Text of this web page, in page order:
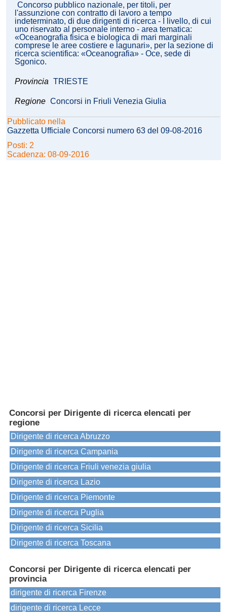
Concorso pubblico nazionale, per titoli, per
l'assunzione con contratto di lavoro a tempo
indeterminato, di due dirigenti di ricerca - I livello, di cui
uno riservato al personale interno - area tematica:
«Oceanografia fisica e biologica di mari marginali
comprese le aree costiere e lagunari», per la sezione di
ricerca scientifica: «Oceanografia» - Oce, sede di
Sgonico.
Provincia TRIESTE
Regione Concorsi in Friuli Venezia Giulia
Pubblicato nella
Gazzetta Ufficiale Concorsi numero 63 del 09-08-2016
Posti: 2
Scadenza: 08-09-2016
Concorsi per Dirigente di ricerca elencati per
regione
Dirigente di ricerca Abruzzo
Dirigente di ricerca Campania
Dirigente di ricerca Friuli venezia giulia
Dirigente di ricerca Lazio
Dirigente di ricerca Piemonte
Dirigente di ricerca Puglia
Dirigente di ricerca Sicilia
Dirigente di ricerca Toscana
Concorsi per Dirigente di ricerca elencati per
provincia
dirigente di ricerca Firenze
dirigente di ricerca Lecce